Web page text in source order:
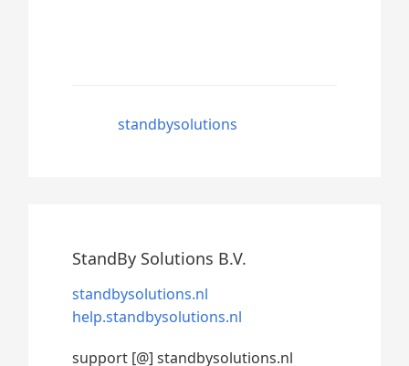
standbysolutions
StandBy Solutions B.V.
standbysolutions.nl
help.standbysolutions.nl
support [@] standbysolutions.nl